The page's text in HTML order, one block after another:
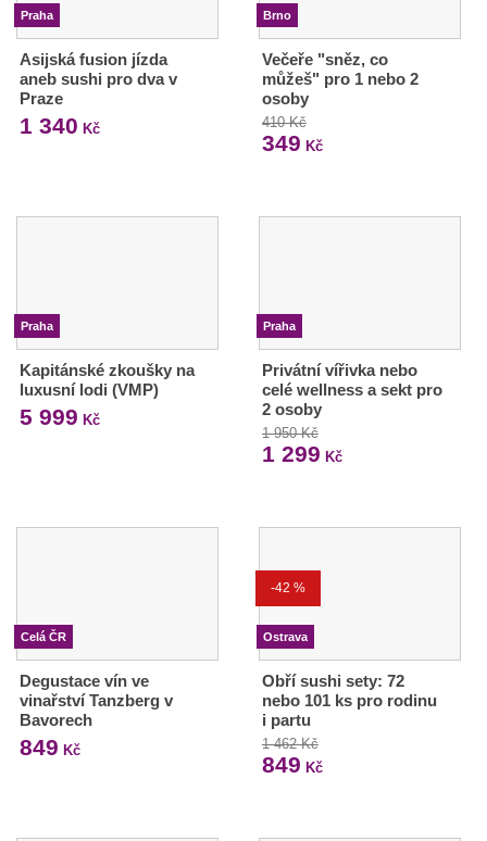
Praha
Asijská fusion jízda
aneb sushi pro dva v
Praze
1 340 Kč
Brno
Večeře "sněz, co
můžeš" pro 1 nebo 2
osoby
410 Kč
349 Kč
Praha
Kapitánské zkoušky na
luxusní lodi (VMP)
5 999 Kč
Praha
Privátní vířivka nebo
celé wellness a sekt pro
2 osoby
1 950 Kč
1 299 Kč
Celá ČR
Degustace vín ve
vinařství Tanzberg v
Bavorech
849 Kč
-42 %
Ostrava
Obří sushi sety: 72
nebo 101 ks pro rodinu
i partu
1 462 Kč
849 Kč